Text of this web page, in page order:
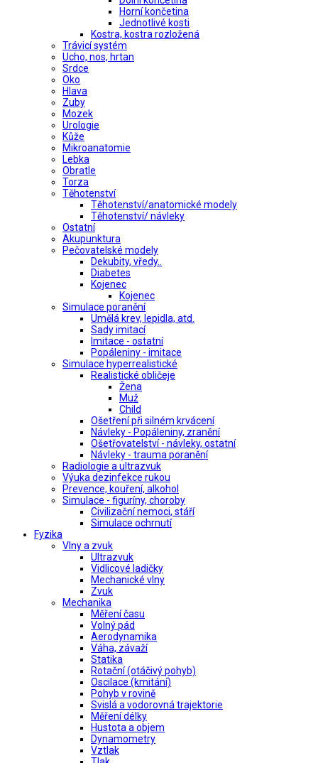
Horní končetina
Jednotlivé kosti
Kostra, kostra rozložená
Trávicí systém
Ucho, nos, hrtan
Srdce
Oko
Hlava
Zuby
Mozek
Urologie
Kůže
Mikroanatomie
Lebka
Obratle
Torza
Těhotenství
Těhotenství/anatomické modely
Těhotenství/ návleky
Ostatní
Akupunktura
Pečovatelské modely
Dekubity, vředy..
Diabetes
Kojenec
Kojenec
Simulace poranění
Umělá krev, lepidla, atd.
Sady imitací
Imitace - ostatní
Popáleniny - imitace
Simulace hyperrealistické
Realistické obličeje
Žena
Muž
Child
Ošetření při silném krvácení
Návleky - Popáleniny, zranění
Ošetřovatelství - návleky, ostatní
Návleky - trauma poranění
Radiologie a ultrazvuk
Výuka dezinfekce rukou
Prevence, kouření, alkohol
Simulace - figuríny, choroby
Civilizační nemoci, stáří
Simulace ochrnutí
Fyzika
Vlny a zvuk
Ultrazvuk
Vidlicové ladičky
Mechanické vlny
Zvuk
Mechanika
Měření času
Volný pád
Aerodynamika
Váha, závaží
Statika
Rotační (otáčivý pohyb)
Oscilace (kmitání)
Pohyb v rovině
Svislá a vodorovná trajektorie
Měření délky
Hustota a objem
Dynamometry
Vztlak